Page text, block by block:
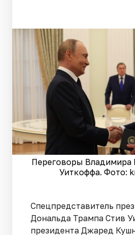
Переговоры Владимира
Уиткоффа. Фото:
Спецпредставитель
Дональда Трампа Стив
президента Джаред